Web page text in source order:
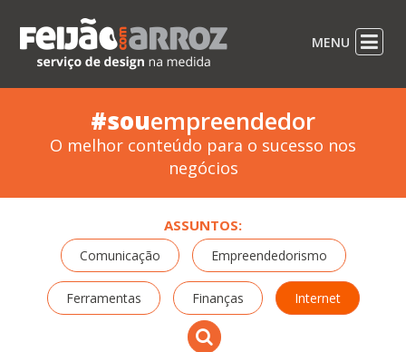
MENU
#souempreendedor
O melhor conteúdo para o sucesso nos
negócios
ASSUNTOS:
Comunicação Empreendedorismo
Ferramentas Finanças Internet